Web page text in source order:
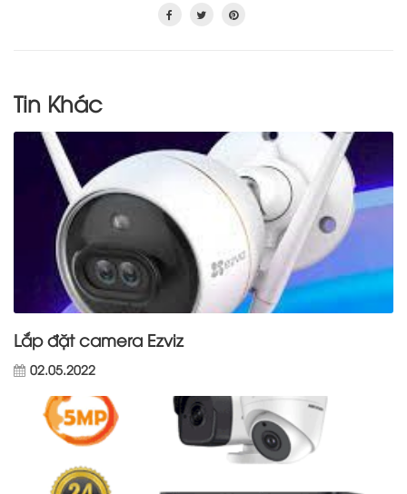
Tin Khác
Lắp đặt camera Ezviz
02.05.2022